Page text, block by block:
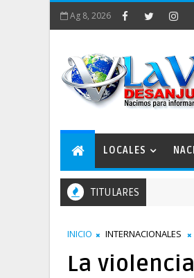
Ag 8, 2026
LOCALES
TITULARES
INICIO INTERNACIONALES
La